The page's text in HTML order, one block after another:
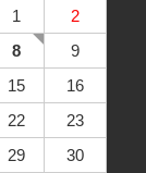
1
2
8
9
15
16
22
23
29
30